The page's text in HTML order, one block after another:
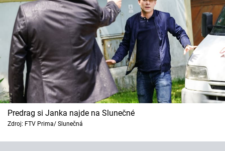
Pořady
Mámy sobě
Přihlášení
Sledujte nás
Predrag si Janka najde na Slunečné
Zdroj: FTV Prima/ Slunečná